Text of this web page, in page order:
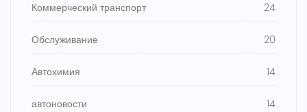
Коммерческий транспорт 24
Обслуживание 20
Автохимия 14
автоновости 14